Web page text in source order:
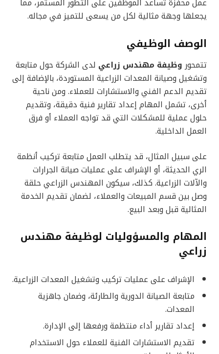
عمل محفزة تساعد الموظفين على التطور المستمر، مما
يجعلها وجهة مثالية لكل من يسعى للتميز في مجاله.
الوصف الوظيفي
تتمحوروظيفة مهندس زراعي لدى الشركة حول متابعة
وتشغيل وصيانة المعدات الزراعية المستوردة، بالإضافة إلى
تقديم الدعم الفني والاستشارات للعملاء. ومن ناحية
أخرى، تشمل المهام إعداد تقارير فنية دقيقة، وتقديم
حلول عملية للمشكلات التي قد تواجه العملاء أو فرق
العمل الداخلية.
على سبيل المثال، قد يتطلب العمل متابعة تركيب أنظمة
الري الحديثة، أو الإشراف على عمليات صيانة الجرارات
والآلات الزراعية. كذلك، سيكون المهندس الزراعي حلقة
وصل بين قسم المبيعات والعملاء، لضمان تقديم الخدمة
المثالية قبل وبعد البيع.
المهام والمسؤوليات لوظيفة مهندس
زراعي
الإشراف على عمليات تركيب وتشغيل المعدات الزراعية.
متابعة الصيانة الدورية والطارئة، وضمان جاهزية
المعدات.
إعداد تقارير أداء منتظمة ورفعها إلى الإدارة.
تقديم الاستشارات الفنية للعملاء حول الاستخدام